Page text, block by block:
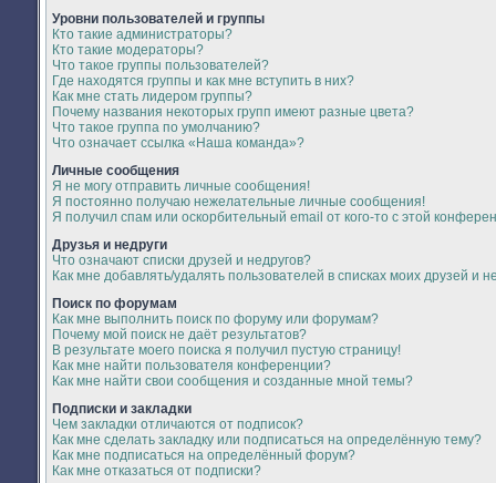
Уровни пользователей и группы
Кто такие администраторы?
Кто такие модераторы?
Что такое группы пользователей?
Где находятся группы и как мне вступить в них?
Как мне стать лидером группы?
Почему названия некоторых групп имеют разные цвета?
Что такое группа по умолчанию?
Что означает ссылка «Наша команда»?
Личные сообщения
Я не могу отправить личные сообщения!
Я постоянно получаю нежелательные личные сообщения!
Я получил спам или оскорбительный email от кого-то с этой
Друзья и недруги
Что означают списки друзей и недругов?
Как мне добавлять/удалять пользователей в списках моих друзей и
Поиск по форумам
Как мне выполнить поиск по форуму или форумам?
Почему мой поиск не даёт результатов?
В результате моего поиска я получил пустую страницу!
Как мне найти пользователя конференции?
Как мне найти свои сообщения и созданные мной темы?
Подписки и закладки
Чем закладки отличаются от подписок?
Как мне сделать закладку или подписаться на определённую тему?
Как мне подписаться на определённый форум?
Как мне отказаться от подписки?